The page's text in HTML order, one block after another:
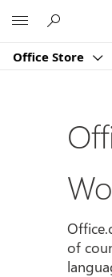
Office Store
of